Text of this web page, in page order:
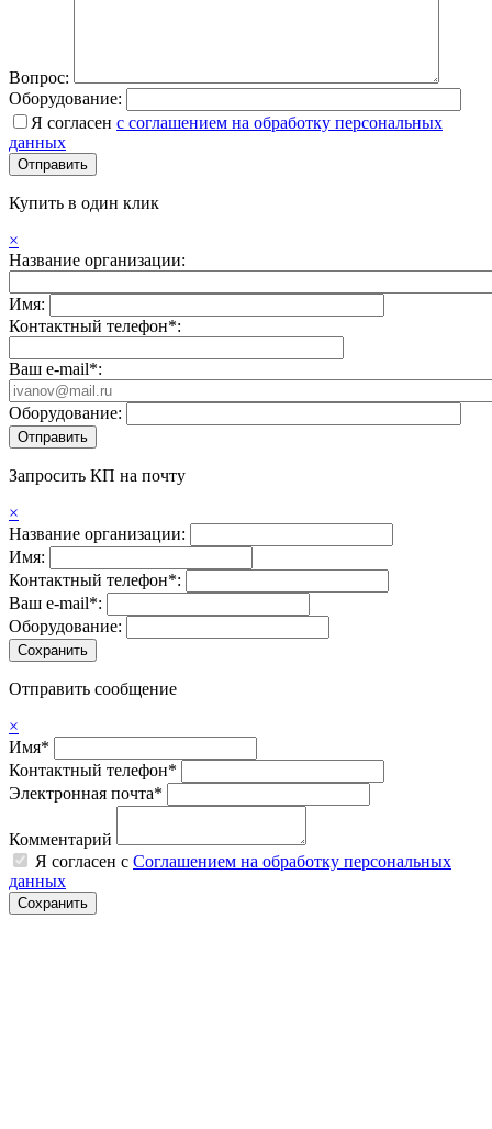
Вопрос:
Оборудование:
Я согласен с соглашением на обработку персональных
данных
Купить в один клик
×
Название организации:
Имя:
Контактный телефон*:
Ваш e-mail*:
Оборудование:
Запросить КП на почту
×
Название организации:
Имя:
Контактный телефон*:
Ваш e-mail*:
Оборудование:
Отправить сообщение
×
Имя*
Контактный телефон*
Электронная почта*
Комментарий
Я согласен с Соглашением на обработку персональных
данных